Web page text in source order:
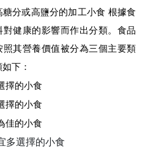
糖分或高鹽分的加工小食 根據食
對健康的影響而作出分類。食品
照其營養價值被分為三個主要類
下：
擇的小食
擇的小食
佳的小食
多選擇的小食